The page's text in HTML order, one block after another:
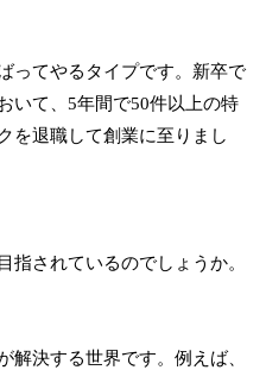
ってやるタイプです。新卒で
いて、5年間で50件以上の特
を退職して創業に至りまし
されているのでしょうか。
決する世界です。例えば、